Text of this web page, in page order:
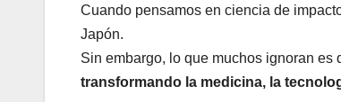
Cuando pensamos en ciencia de
Japón.
Sin embargo, lo que muchos ignoran es
transformando la medicina, la